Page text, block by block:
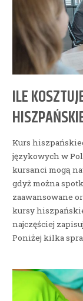
ILE
Kurs
językowych w
kursanci mogą
gdyż można
zaawansowane
kursy
najczęściej
Poniżej kilka